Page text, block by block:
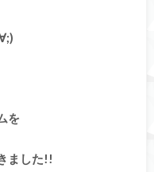
を
ました!!